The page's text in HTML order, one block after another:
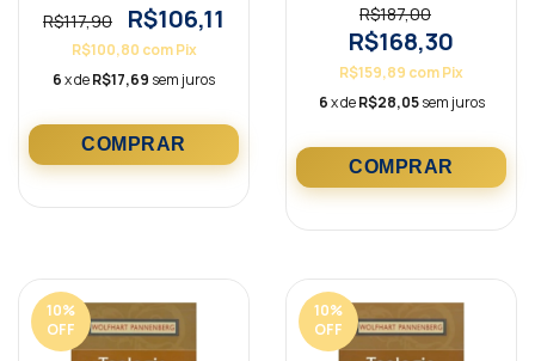
R$117,90
R$106,11
R$100,80 com Pix
6x deR$17,69 sem juros
R$187,00
R$168,30
R$159,89 comPix
6x deR$28,05 sem juros
10%
OFF
10%
OFF